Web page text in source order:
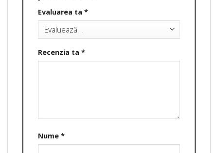
Evaluarea ta *
Recenzia ta *
Nume *